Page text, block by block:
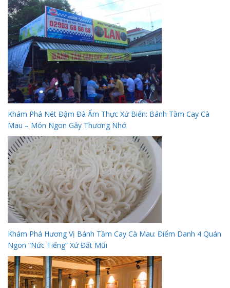
Khám Phá Nét Đậm Đà Ẩm Thực Xứ Biển: Bánh Tầm Cay Cà
Mau – Món Ngon Gây Thương Nhớ
Khám Phá Hương Vị Bánh Tầm Cay Cà Mau: Điểm Danh 4 Quán
Ngon “Nức Tiếng” Xứ Đất Mũi